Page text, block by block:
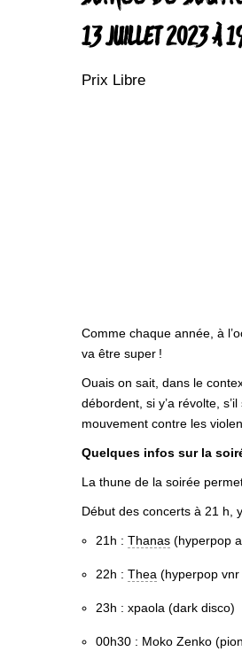
13 JUILLET 2023 À
Prix Libre
Comme chaque année, à
va être super !
Ouais on sait, dans le
débordent, si y’a révolte,
mouvement contre les
Quelques infos sur la
La thune de la soirée
Début des concerts à 21 h,
21h : Thanas (hyperpop
22h : Thea (hyperpop
23h : xpaola (dark disco)
00h30 : Moko Zenko